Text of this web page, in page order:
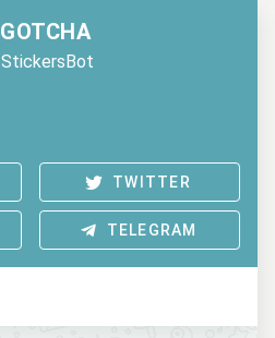
GOTCHA
StickersBot
TWITTER
TELEGRAM